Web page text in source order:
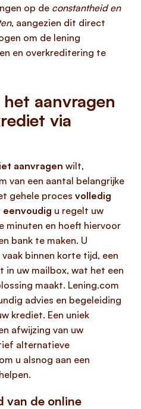
op de constantheid en
, aangezien dit direct
om de lening
en overkreditering te
aanvragen
via
aanvragen wilt,
van een aantal belangrijke
gehele proces volledig
eenvoudig u regelt uw
minuten en hoeft hiervoor
bank te maken. U
binnen korte tijd, een
uw mailbox, wat het een
maakt. Lening.com
advies en begeleiding
krediet. Een uniek
afwijzing van uw
alternatieve
u alsnog aan een
van de online